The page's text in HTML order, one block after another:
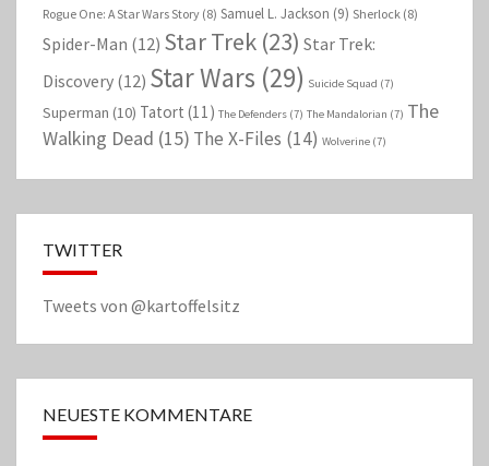
Rogue One: A Star Wars Story (8) Samuel L. Jackson (9) Sherlock (8)
Spider-Man (12) Star Trek (23) Star Trek:
Discovery (12) Star Wars (29) Suicide Squad (7)
Superman (10) Tatort (11) The Defenders (7) The Mandalorian (7) The
Walking Dead (15) The X-Files (14) Wolverine (7)
TWITTER
Tweets von @kartoffelsitz
NEUESTE KOMMENTARE